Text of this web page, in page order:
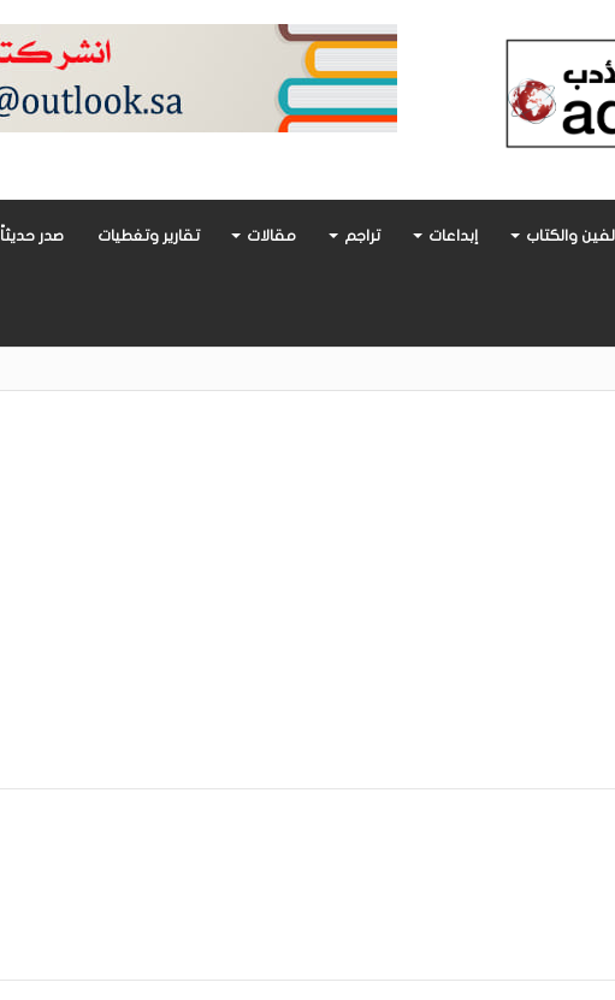
والكتاب إبداعات تراجم مقالات تقارير وتغطيات صدر حديثاً
داخل بيئات العمل في «العم ثابت»